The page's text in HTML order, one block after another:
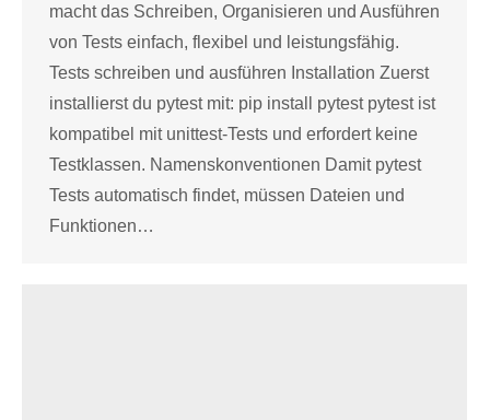
macht das Schreiben, Organisieren und Ausführen
von Tests einfach, flexibel und leistungsfähig.
Tests schreiben und ausführen Installation Zuerst
installierst du pytest mit: pip install pytest pytest ist
kompatibel mit unittest-Tests und erfordert keine
Testklassen. Namenskonventionen Damit pytest
Tests automatisch findet, müssen Dateien und
Funktionen…